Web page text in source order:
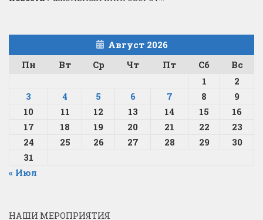
Август 2026
Пн
Вт Ср Чт Пт Сб
Вс
1
2
3
4 5 6 7 8
9
10
11 12 13 14 15
16
17
18 19 20 21 22
23
24
25 26 27 28 29
30
31
« Июл
НАШИ МЕРОПРИЯТИЯ